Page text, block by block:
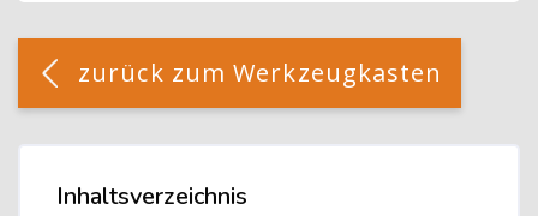
Blöcke
[Cocoon] Custom HTML überspringen
zurück zum Werkzeugkasten
Inhaltsverzeichnis überspringen
Inhaltsverzeichnis